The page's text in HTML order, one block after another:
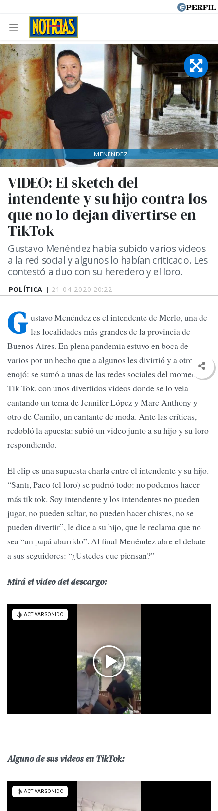
POLÍTICA | 21-04-2020 20:22
VIDEO: El sketch del
intendente y su hijo contra los
que no lo dejan divertirse en
TikTok
Gustavo Menéndez había subido varios videos
a la red social y algunos lo habían criticado. Les
contestó a duo con su heredero y el loro.
MENENDEZ
G ustavo Menéndez es el intendente de Merlo, una de
las localidades más grandes de la provincia de
Buenos Aires. En plena pandemia estuvo en boca de
varios por un hecho que a algunos les divirtió y a otros les
enojó: se sumó a unas de las redes sociales del momento,
Tik Tok, con unos divertidos videos donde se lo veía
cantando un tema de Jennifer López y Marc Anthony y
otro de Camilo, un cantante de moda. Ante las críticas,
redobló la apuesta: subió un video junto a su hijo y su loro
respondiendo.
El clip es una supuesta charla entre el intendente y su hijo.
“Santi, Paco (el loro) se pudrió todo: no podemos hacer
más tik tok. Soy intendente y los intendentes no pueden
jugar, no pueden saltar, no pueden hacer chistes, no se
pueden divertir”, le dice a su hijo, que le reclama que no
sea “un papá aburrido”. Al final Menéndez abre el debate
a sus seguidores: “¿Ustedes que piensan?”
Mirá el video del descargo:
Alguno de sus videos en TikTok: